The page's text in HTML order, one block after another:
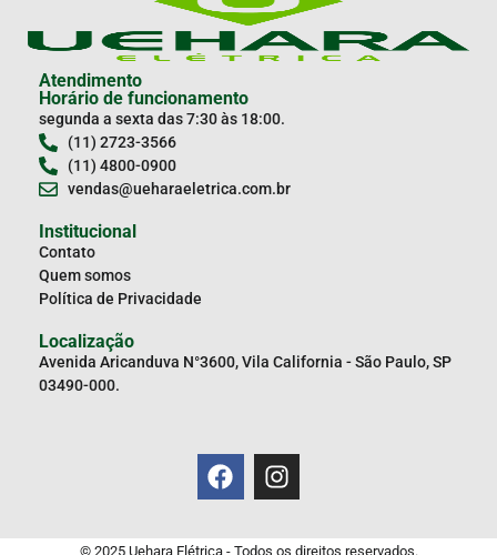
Atendimento
Horário de funcionamento
segunda a sexta das 7:30 às 18:00.
(11) 2723-3566
(11) 4800-0900
vendas@ueharaeletrica.com.br
Institucional
Contato
Quem somos
Política de Privacidade
Localização
Avenida Aricanduva N°3600, Vila California - São Paulo, SP
03490-000.
© 2025 Uehara Elétrica - Todos os direitos reservados.